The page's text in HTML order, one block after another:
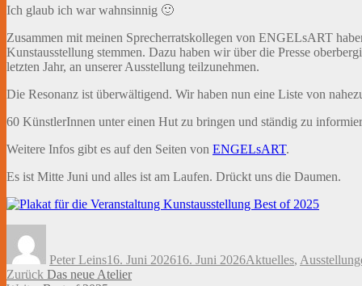
Ich glaub ich war wahnsinnig 🙂
Zusammen mit meinen Sprecherratskollegen von ENGELsART
Kunstausstellung stemmen. Dazu haben wir über die Presse
letzten Jahr, an unserer Ausstellung teilzunehmen.
Die Resonanz ist überwältigend. Wir haben nun eine Liste von
60 KünstlerInnen unter einen Hut zu bringen und ständig zu
Weitere Infos gibt es auf den Seiten von ENGELsART.
Es ist Mitte Juni und alles ist am Laufen. Drückt uns die Daumen.
Peter Leins16. Juni 202616. Juni 2026Aktuelles,
Beitragsnavigation
Zurück Vorheriger
Das neue Atelier